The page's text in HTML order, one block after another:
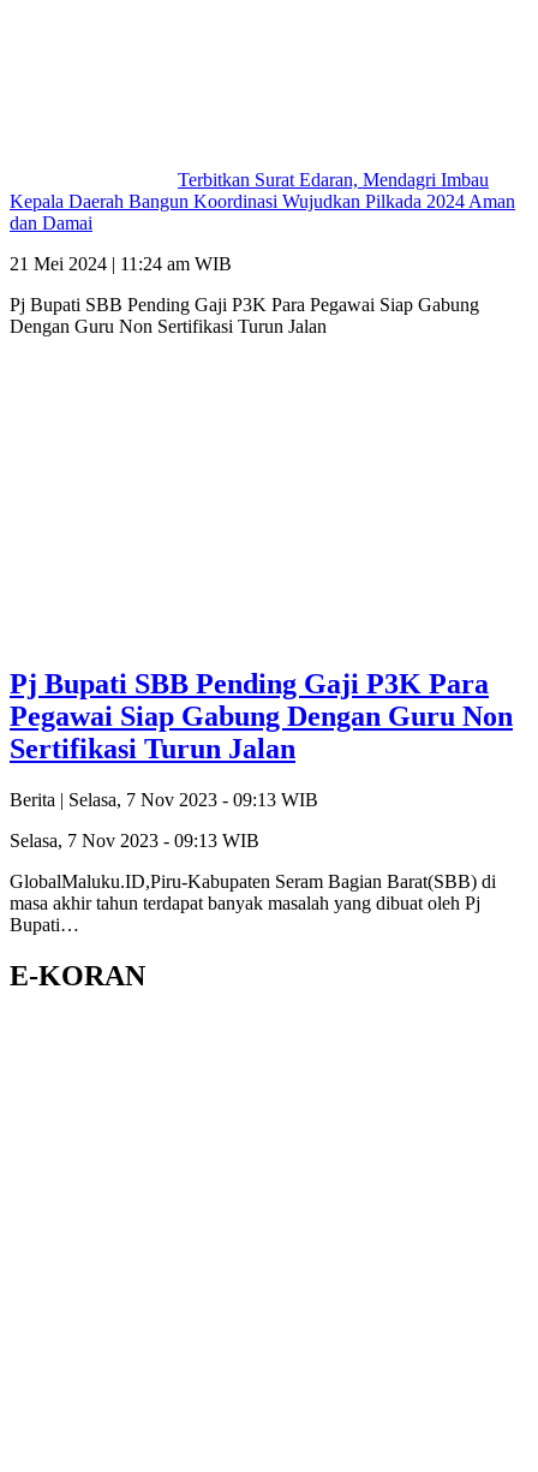
Terbitkan Surat Edaran, Mendagri Imbau
Kepala Daerah Bangun Koordinasi Wujudkan Pilkada 2024 Aman
dan Damai
21 Mei 2024 | 11:24 am WIB
Pj Bupati SBB Pending Gaji P3K Para Pegawai Siap Gabung
Dengan Guru Non Sertifikasi Turun Jalan
Pj Bupati SBB Pending Gaji P3K Para
Pegawai Siap Gabung Dengan Guru Non
Sertifikasi Turun Jalan
Berita | Selasa, 7 Nov 2023 - 09:13 WIB
Selasa, 7 Nov 2023 - 09:13 WIB
GlobalMaluku.ID,Piru-Kabupaten Seram Bagian Barat(SBB) di
masa akhir tahun terdapat banyak masalah yang dibuat oleh Pj
Bupati…
E-KORAN